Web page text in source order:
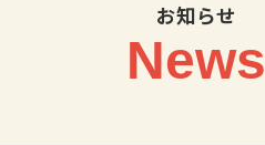
お知らせ
News